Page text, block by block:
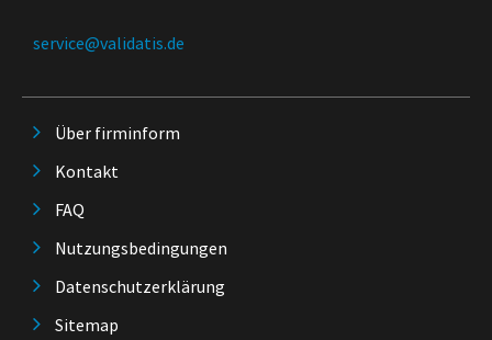
service@validatis.de
Über firminform
Kontakt
FAQ
Nutzungsbedingungen
Datenschutzerklärung
Sitemap